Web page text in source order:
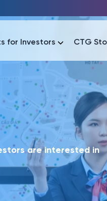
tin giao dịch Công bố thông
for Investors CTG
tin giao dịch Công bố thông
are interested in